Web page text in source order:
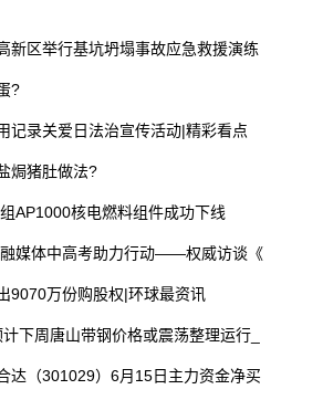
新区举行基坑坍塌事故应急救援演练
?
记录关爱日法治宣传活动|精彩看点
焗猪肚做法?
AP1000核电燃料组件成功下线
媒体中高考助力行动——权威访谈《
9070万份购股权|环球最资讯
下周唐山带钢价格或震荡整理运行_
达（301029）6月15日主力资金净买